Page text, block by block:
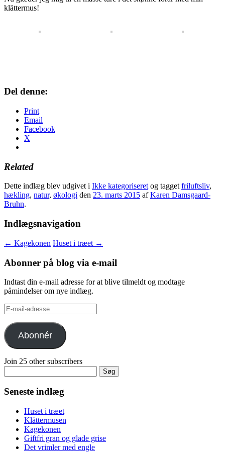
klättermus!
Del denne:
Print
Email
Facebook
X
Related
Dette indlæg blev udgivet i Ikke kategoriseretog taggetfriluftsliv,
hækling, natur, økologi den 23. marts 2015 afKaren Damsgaard-
Bruhn.
Indlægsnavigation
← Kagekonen Huset i træet →
Abonner på blog via e-mail
Indtast din e-mail adresse for at blive tilmeldt og modtage
påmindelser om nye indlæg.
E-
mail-
adresse
Abonnér
Join 25 other subscribers
efter:
Seneste indlæg
Huset i træet
Klättermusen
Kagekonen
Giftfri gran og glade grise
Det vrimler med engle